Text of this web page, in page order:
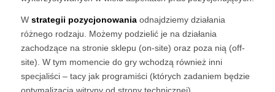
W strategii pozycjonowaniaodnajdziemy działania
różnego rodzaju. Możemy podzielić je na działania
zachodzące na stronie sklepu (on-site) oraz poza nią (off-
site). W tym momencie do gry wchodzą również inni
specjaliści – tacy jak programiści (których zadaniem będzie
optymalizacja witryny od strony technicznej)